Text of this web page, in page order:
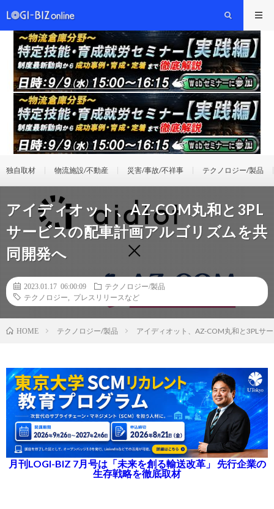
独自取材 物流施設/不動産 災害/事故/不祥事 テクノロジー/製品
アイディオット、AZ-COM丸和と3PL
サービスの配車計画アルゴリズムを共
同開発へ
2023.01.17 06:00:09
テクノロジー/製品
テクノロジー
プレスリリースなど
HOME テクノロジー/製品 アイディオット、AZ-COM丸和と3PLサ
月刊LOGI-BIZ 7月号は「未来を創る輸送改革」 先行企業の
生存戦略を徹底取材